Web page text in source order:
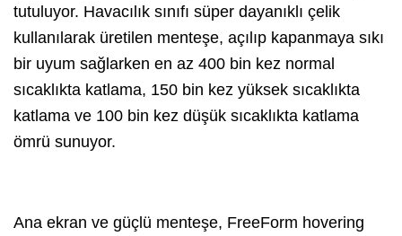
tutuluyor. Havacılık sınıfı süper dayanıklı çelik
kullanılarak üretilen menteşe, açılıp kapanmaya sıkı
bir uyum sağlarken en az 400 bin kez normal
sıcaklıkta katlama, 150 bin kez yüksek sıcaklıkta
katlama ve 100 bin kez düşük sıcaklıkta katlama
ömrü sunuyor.
Ana ekran ve güçlü menteşe, FreeForm hovering